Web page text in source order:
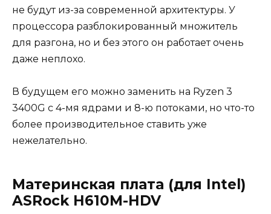
не будут из-за современной архитектуры. У
процессора разблокированный множитель
для разгона, но и без этого он работает очень
даже неплохо.
В будущем его можно заменить на Ryzen 3
3400G с 4-мя ядрами и 8-ю потоками, но что-то
более производительное ставить уже
нежелательно.
Материнская плата (для Intel)
ASRock H610M-HDV